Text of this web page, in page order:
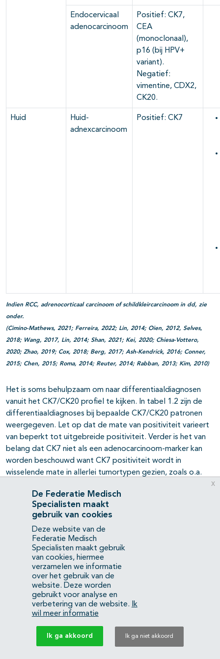
Endocervicaal
adenocarcinoom
Positief: CK7,
CEA
(monoclonaal),
p16 (bij HPV+
variant).
Negatief:
vimentine, CDX2,
CK20.
Huid
Huid-
adnexcarcinoom
Positief: CK7
Indien RCC, adrenocorticaal carcinoom of schildkleircarcinoom in dd, zie
onder.
(Cimino-Mathews, 2021; Ferreira, 2022; Lin, 2014; Oien, 2012, Selves,
2018; Wang, 2017, Lin, 2014; Shan, 2021; Kei, 2020; Chiesa-Vottero,
2020; Zhao, 2019; Cox, 2018; Berg, 2017; Ash-Kendrick, 2016; Conner,
2015; Chen, 2015; Roma, 2014; Reuter, 2014; Rabban, 2013; Kim, 2010)
Het is soms behulpzaam om naar differentiaaldiagnosen
vanuit het CK7/CK20 profiel te kijken. In tabel 1.2 zijn de
differentiaaldiagnoses bij bepaalde CK7/CK20 patronen
weergegeven. Let op dat de mate van positiviteit varieert
van beperkt tot uitgebreide positiviteit. Verder is het van
belang dat CK7 niet als een adenocarcinoom-marker kan
worden beschouwd want CK7 positiviteit wordt in
wisselende mate in allerlei tumortypen gezien, zoals o.a.
plaveiselcelcarcinoom, urotheelcelcarcinoom,
mesothelioom, bepaalde kiemceltumoren en
synoviosarcoom. (Kandukuri, 2017; Lin, 2014; Oien, 2012,
Pauli, 2021; Selves, 2018; Losa, 2021; Santoro, 2022;
Mokhtari, 2022).
Tabel 1.2. Tabel met CK7/CK20 immuunprofielen en
bijbehorende prototypische differentiaaldiagnoses
(inclusief niet carcinomen) ongeacht van mate van
positiviteit
Primaire markers Mogelijke origine
CK7+/ CK20+
Urotheel
De Federatie Medisch
Specialisten maakt
gebruik van cookies
Deze website van de
Federatie Medisch
Specialisten maakt gebruik
van cookies, hiermee
verzamelen we informatie
over het gebruik van de
website. Deze worden
gebruikt voor analyse en
verbetering van de website.
Ik
wil meer informatie
Ik ga akkoord Ik ga niet akkoord
x